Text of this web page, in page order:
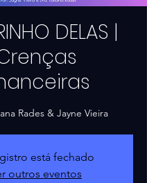
DELAS |
Rades & Jayne Vieira
está fechado
outros eventos